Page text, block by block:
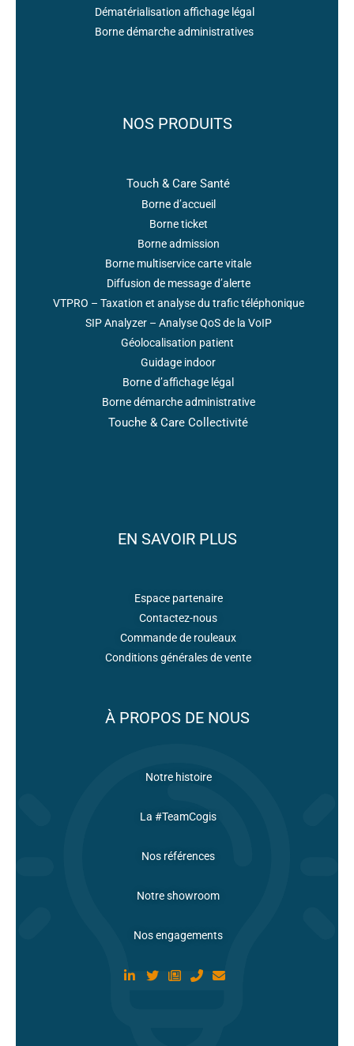
Dématérialisation affichage légal
Borne démarche administratives
NOS PRODUITS
Touch & Care Santé
Borne d’accueil
Borne ticket
Borne admission
Borne multiservice carte vitale
Diffusion de message d’alerte
VTPRO – Taxation et analyse du trafic téléphonique
SIP Analyzer – Analyse QoS de la VoIP
Géolocalisation patient
Guidage indoor
Borne d’affichage légal
Borne démarche administrative
Touche & Care Collectivité
EN SAVOIR PLUS
Espace partenaire
Contactez-nous
Commande de rouleaux
Conditions générales de vente
À PROPOS DE NOUS
Notre histoire
La #TeamCogis
Nos références
Notre showroom
Nos engagements